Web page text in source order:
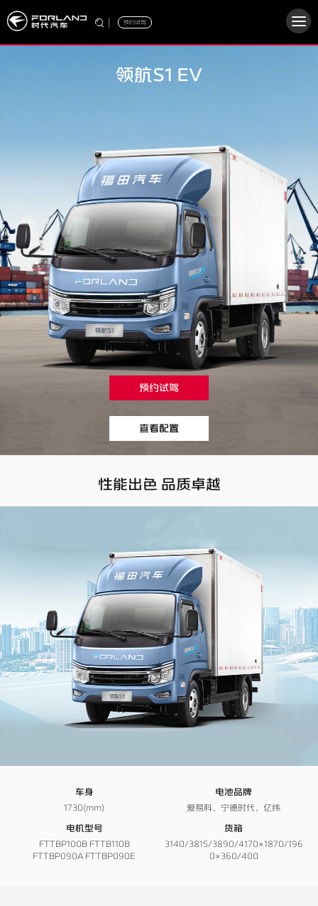
| 预约试驾
领航S1 EV
预约试驾
查看配置
性能出色 品质卓越
车身
1730(mm)
电池品牌
爱易科、宁德时代、亿纬
电机型号
FTTBP100B FTTB110B
FTTBP090A FTTBP090E
货箱
3140/3815/3890/4170×1870/196
0×360/400